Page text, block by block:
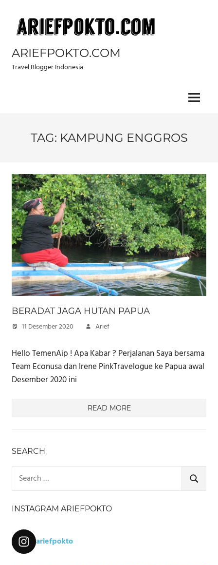
content
ARIEFPOKTO.COM
Travel Blogger Indonesia
Menu
TAG: KAMPUNG ENGGROS
BERADAT JAGA HUTAN PAPUA
11 Desember 2020 Arief
Hello TemenAip ! Apa Kabar ? Perjalanan Saya bersama
Team Econusa dan Irene PinkTravelogue ke Papua awal
Desember 2020 ini
READ MORE
SEARCH
for:
SEARCH
INSTAGRAM ARIEFPOKTO
ariefpokto